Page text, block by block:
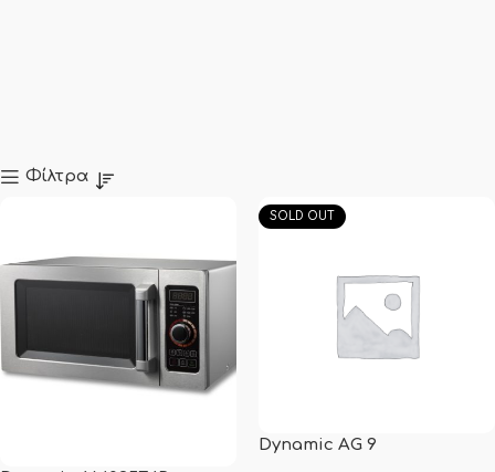
Φίλτρα
SOLD OUT
Dynamic AG 9